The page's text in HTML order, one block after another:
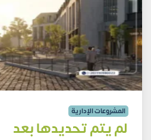
المشروعات الإدارية
لم يتم تحديدها بعد